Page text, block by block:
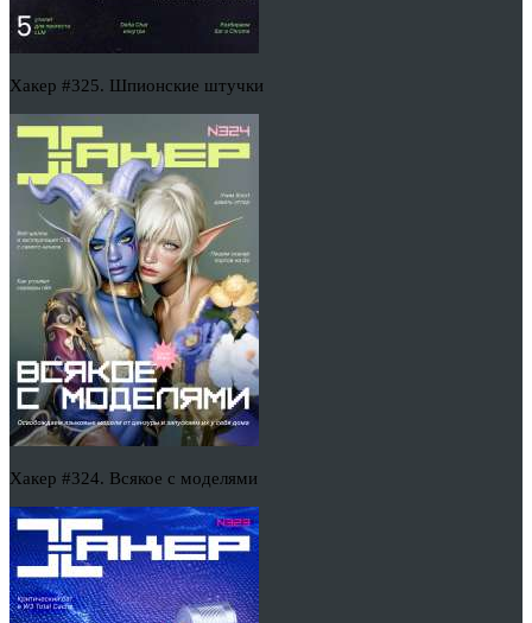
Хакер #325. Шпионские штучки
Хакер #324. Всякое с моделями